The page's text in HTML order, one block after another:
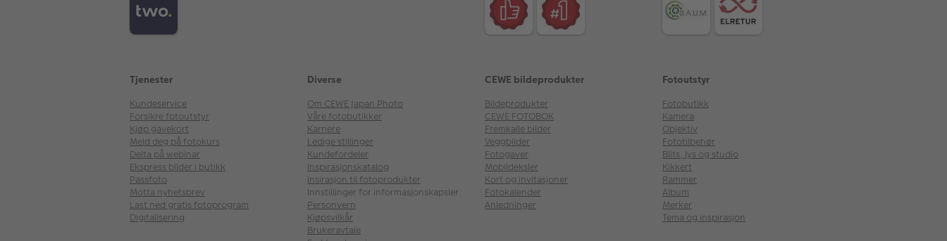
Tjenester
Kundeservice
Forsikre fotoutstyr
Kjøp gavekort
Meld deg på fotokurs
Delta på webinar
Ekspress bilder i butikk
Passfoto
Motta nyhetsbrev
Last ned gratis fotoprogram
Digitalisering
Diverse
Om CEWE Japan Photo
Våre fotobutikker
Karriere
Ledige stillinger
Kundefordeler
Inspirasjonskatalog
Insirasjon til fotoprodukter
Innstillinger for informasjonskapsler
Personvern
Kjøpsvilkår
Brukeravtale
CEWE bildeprodukter
Bildeprodukter
CEWE FOTOBOK
Fremkalle bilder
Veggbilder
Fotogaver
Mobildeksler
Kort og invitasjoner
Fotokalender
Anledninger
Fotoutstyr
Fotobutikk
Kamera
Objektiv
Fototilbehør
Blits, lys og studio
Kikkert
Rammer
Album
Merker
Tema og inspirasjon